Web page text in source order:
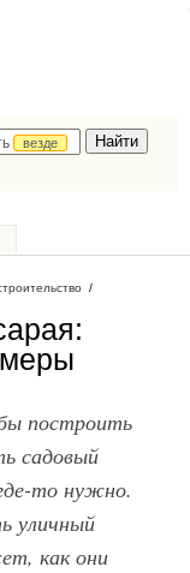
везде
/
построить
садовый
то нужно.
уличный
как они